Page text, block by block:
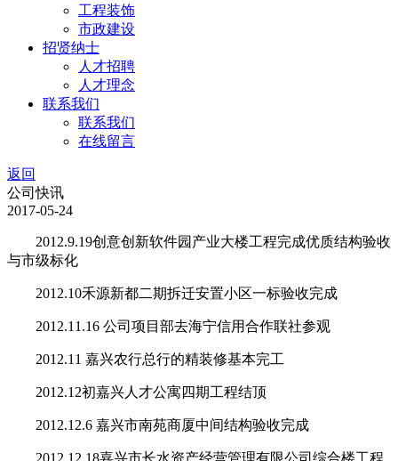
工程装饰
市政建设
招贤纳士
人才招聘
人才理念
联系我们
联系我们
在线留言
返回
公司快讯
2017-05-24
2012.9.19创意创新软件园产业大楼工程完成优质结构验收
与市级标化
2012.10禾源新都二期拆迁安置小区一标验收完成
2012.11.16 公司项目部去海宁信用合作联社参观
2012.11 嘉兴农行总行的精装修基本完工
2012.12初嘉兴人才公寓四期工程结顶
2012.12.6 嘉兴市南苑商厦中间结构验收完成
2012.12.18嘉兴市长水资产经营管理有限公司综合楼工程